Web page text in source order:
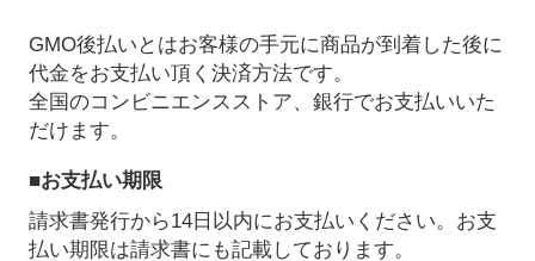
GMO後払いとはお客様の手元に商品が到着した後に
代金をお支払い頂く決済方法です。
全国のコンビニエンスストア、銀行でお支払いいた
だけます。
■お支払い期限
請求書発行から14日以内にお支払いください。お支
払い期限は請求書にも記載しております。